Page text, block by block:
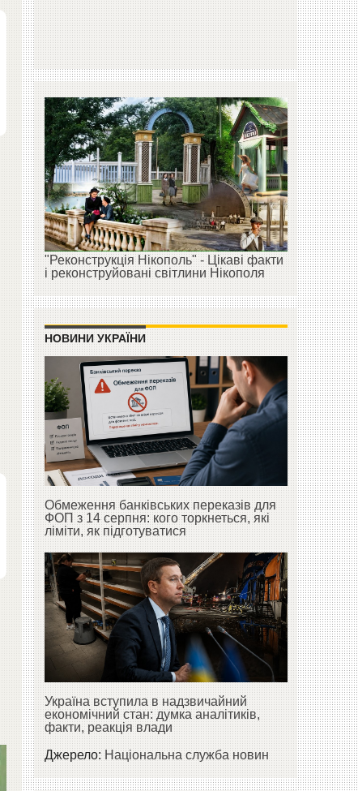
"Реконструкція Нікополь" - Цікаві факти
і реконструйовані світлини Нікополя
НОВИНИ УКРАЇНИ
Обмеження банківських переказів для
ФОП з 14 серпня: кого торкнеться, які
ліміти, як підготуватися
Україна вступила в надзвичайний
економічний стан: думка аналітиків,
факти, реакція влади
Джерело:Національна служба новин